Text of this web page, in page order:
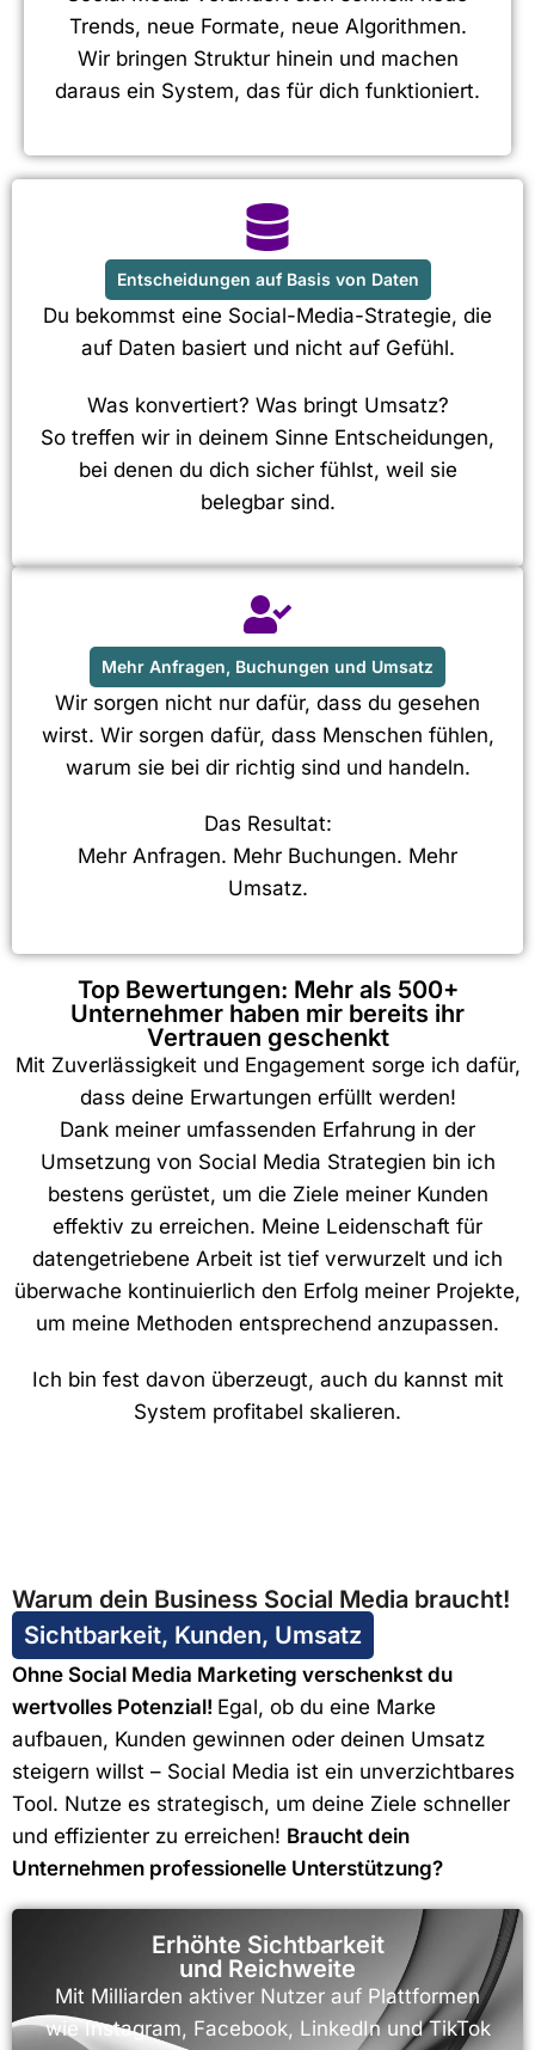
Trends, neue Formate, neue Algorithmen.
Wir bringen Struktur hinein und machen
daraus ein System, das für dich funktioniert.
Entscheidungen auf Basis von Daten
Du bekommst eine Social-Media-Strategie, die
auf Daten basiert und nicht auf Gefühl.
Was konvertiert? Was bringt Umsatz?
So treffen wir in deinem Sinne Entscheidungen,
bei denen du dich sicher fühlst, weil sie
belegbar sind.
Mehr Anfragen, Buchungen und Umsatz
Wir sorgen nicht nur dafür, dass du gesehen
wirst. Wir sorgen dafür, dass Menschen fühlen,
warum sie bei dir richtig sind und handeln.
Das Resultat:
Mehr Anfragen. Mehr Buchungen. Mehr
Umsatz.
Top Bewertungen: Mehr als 500+
Unternehmer haben mir bereits ihr
Vertrauen geschenkt
Mit Zuverlässigkeit und Engagement sorge ich dafür,
dass deine Erwartungen erfüllt werden!
Dank meiner umfassenden Erfahrung in der
Umsetzung von Social Media Strategien bin ich
bestens gerüstet, um die Ziele meiner Kunden
effektiv zu erreichen. Meine Leidenschaft für
datengetriebene Arbeit ist tief verwurzelt und ich
überwache kontinuierlich den Erfolg meiner Projekte,
um meine Methoden entsprechend anzupassen.
Ich bin fest davon überzeugt, auch du kannst mit
System profitabel skalieren.
Warum dein Business Social Media braucht!
Sichtbarkeit, Kunden, Umsatz
Ohne Social Media Marketing verschenkst du
wertvolles Potenzial! Egal, ob du eine Marke
aufbauen, Kunden gewinnen oder deinen Umsatz
steigern willst – Social Media ist ein unverzichtbares
Tool. Nutze es strategisch, um deine Ziele schneller
und effizienter zu erreichen! Braucht dein
Unternehmen professionelle Unterstützung?
Erhöhte Sichtbarkeit
und Reichweite
Mit Milliarden aktiver Nutzer auf Plattformen
wie Instagram, Facebook, LinkedIn und TikTok